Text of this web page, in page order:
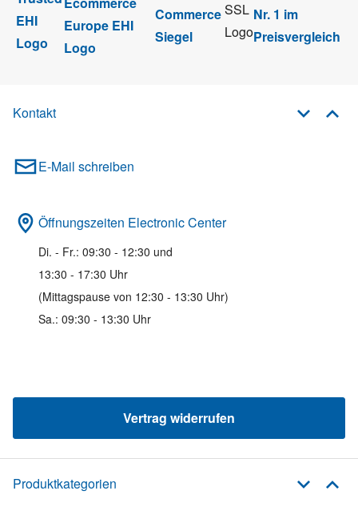
Kontakt
E-Mail schreiben
Öffnungszeiten Electronic Center
Di. - Fr.: 09:30 - 12:30 und
13:30 - 17:30 Uhr
(Mittagspause von 12:30 - 13:30 Uhr)
Sa.: 09:30 - 13:30 Uhr
Vertrag widerrufen
Produktkategorien